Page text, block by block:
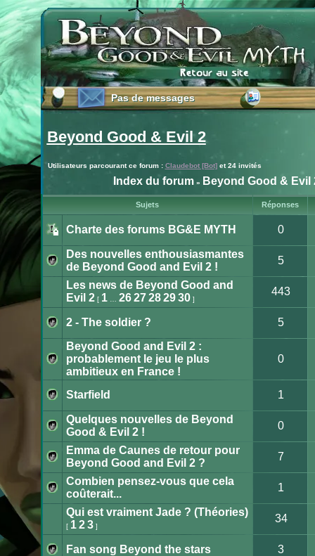
Pas de messages
Pas de messages
Beyond Good & Evil 2
Utilisateurs parcourant ce forum : Claudebot [Bot]et 24 invités
Publier
sujet
Index du forum» Beyond Good & Evil
Sujets Réponses
sujet
verrouillé.
Vous
ne
pouvez
pas
publier
ou
modifier
de
Charte des forums BG&E MYTH 0
Aucun
message
Des nouvelles enthousiasmantes
de Beyond Good and Evil 2 !
5
Aucun
message
non
lu
Les news de Beyond Good and
Evil 2[ 1… 26 27 28 29 30]
443
message
non
lu
2 - The soldier ? 5
Aucun
message
lu
Beyond Good and Evil 2 :
probablement le jeu le plus
ambitieux en France !
0
message
non
lu
Starfield 1
Aucun
message
non
lu
Quelques nouvelles de Beyond
Good & Evil 2 !
0
Aucun
message
non
lu
Emma de Caunes de retour pour
Beyond Good and Evil 2 ?
7
Aucun
message
non
Combien pensez-vous que cela
coûterait...
1
Aucun
message
non
lu
Qui est vraiment Jade ? (Théories)
[ 1 2 3]
34
Fan song Beyond the stars 3